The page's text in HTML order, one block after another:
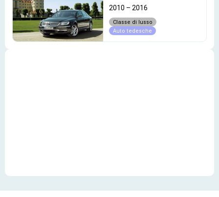
2010 – 2016
Classe di lusso
Auto tedesche